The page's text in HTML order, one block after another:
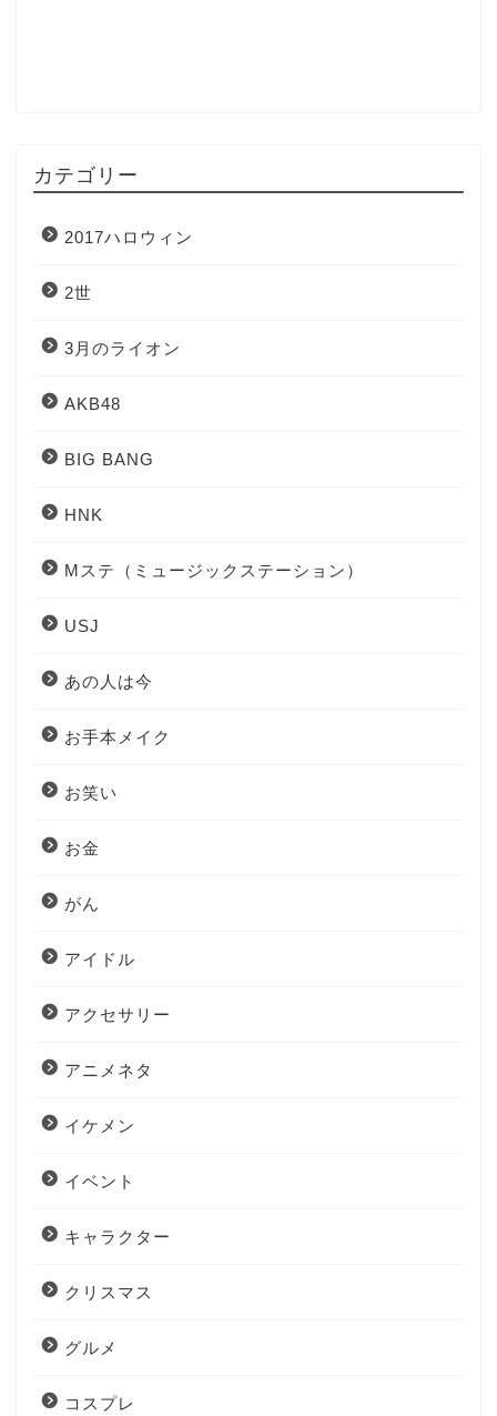
カテゴリー
2017ハロウィン
2世
3月のライオン
AKB48
BIG BANG
HNK
Mステ（ミュージックステーション）
USJ
あの人は今
お手本メイク
お笑い
お金
がん
アイドル
アクセサリー
アニメネタ
イケメン
イベント
キャラクター
クリスマス
グルメ
コスプレ